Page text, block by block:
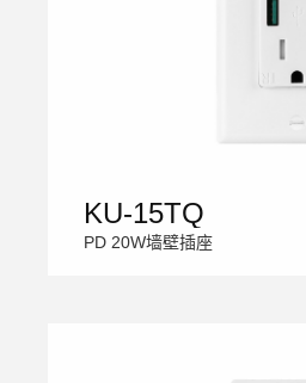
KU-15TQ
PD 20W墙壁插座